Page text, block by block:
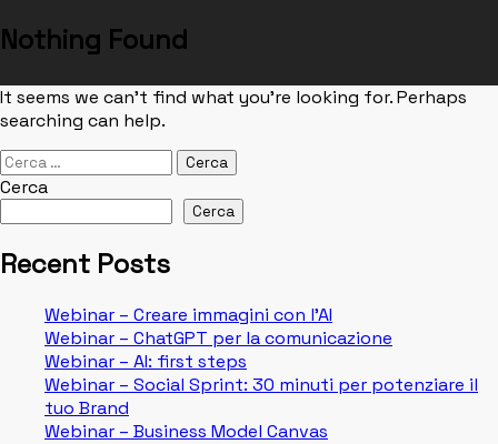
Skip
to
Nothing Found
It seems we can’t find what you’re looking for. Perhaps
searching can help.
Ricerca
per:
Cerca
Cerca
Recent Posts
Webinar – Creare immagini con l’AI
Webinar – ChatGPT per la comunicazione
Webinar – AI: first steps
Webinar – Social Sprint: 30 minuti per potenziare il
tuo Brand
Webinar – Business Model Canvas